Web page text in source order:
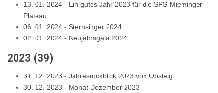
13. 01. 2024 - Ein gutes Jahr 2023 für die SPG Mieminger
Plateau
06. 01. 2024 - Sternsinger 2024
02. 01. 2024 - Neujahrsgala 2024
2023 (39)
31. 12. 2023 - Jahresrückblick 2023 von Obsteig
30. 12. 2023 - Monat Dezember 2023